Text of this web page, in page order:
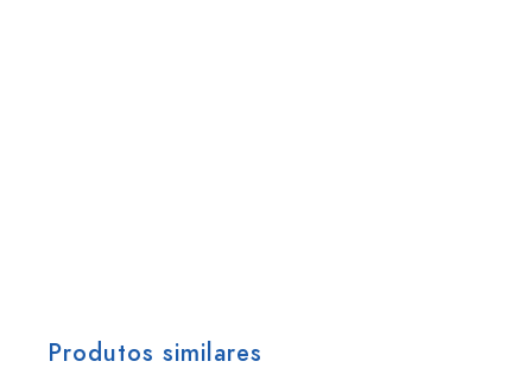
Produtos similares